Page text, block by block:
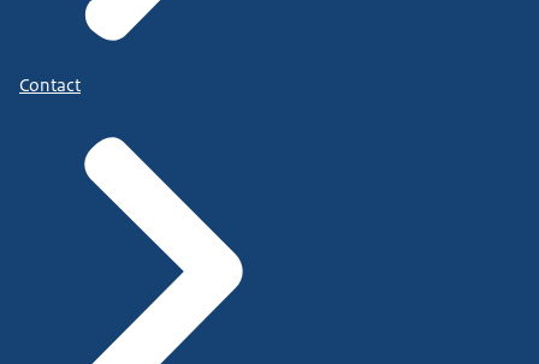
Contact